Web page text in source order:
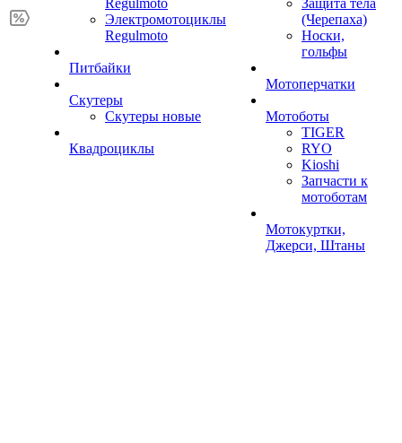
Regulmoto
Электромотоциклы
Regulmoto
Питбайки
Скутеры
Скутеры новые
Квадроциклы
Защита тела
(Черепаха)
Носки,
гольфы
Мотоперчатки
Мотоботы
TIGER
RYO
Kioshi
Запчасти к
мотоботам
Мотокуртки,
Джерси, Штаны